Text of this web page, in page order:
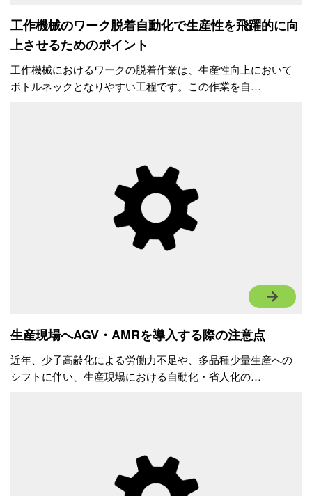
工作機械のワーク脱着自動化で生産性を飛躍的に向
上させるためのポイント
工作機械におけるワークの脱着作業は、生産性向上において
ボトルネックとなりやすい工程です。この作業を自…
生産現場へAGV・AMRを導入する際の注意点
近年、少子高齢化による労働力不足や、多品種少量生産への
シフトに伴い、生産現場における自動化・省人化の…